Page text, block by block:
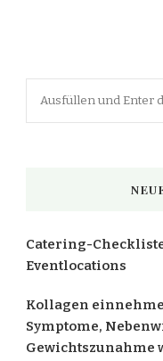
Suchst
Catering-
Eventlocations
Kollagen
Symptome,
Gewichtszunahme